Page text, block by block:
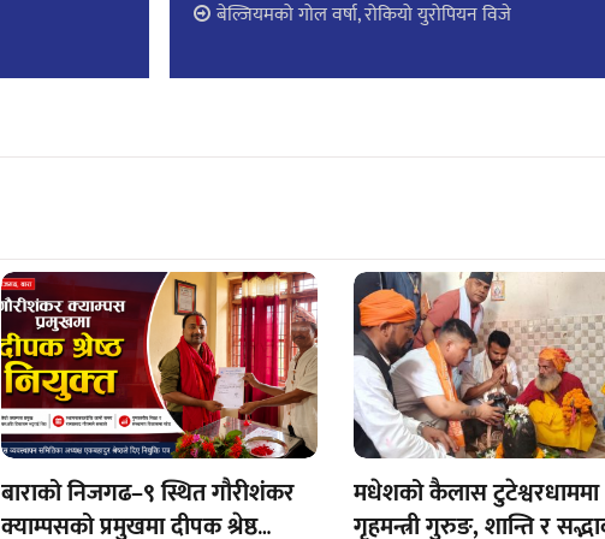
बेल्जियमको गोल वर्षा, रोकियो युरोपियन विजे
बाराको निजगढ–९ स्थित गौरीशंकर
क्याम्पसको प्रमुखमा दीपक श्रेष्ठ
मधेशको कैलास टुटेश्वरधाममा
गृहमन्त्री गुरुङ, शान्ति र